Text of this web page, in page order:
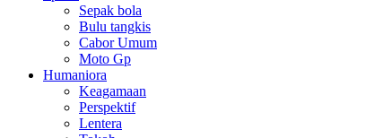
Sepak bola
Bulu tangkis
Cabor Umum
Moto Gp
Humaniora
Keagamaan
Perspektif
Lentera